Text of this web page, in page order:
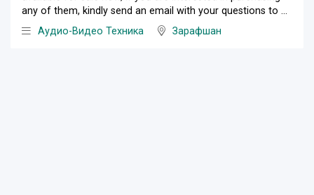
any of them, kindly send an email with your questions to ...
Аудио-Видео Техника
Зарафшан